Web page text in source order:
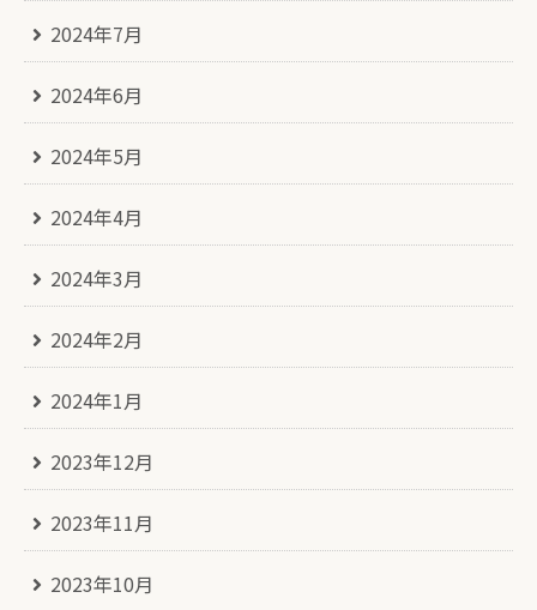
2024年7月
2024年6月
2024年5月
2024年4月
2024年3月
2024年2月
2024年1月
2023年12月
2023年11月
2023年10月